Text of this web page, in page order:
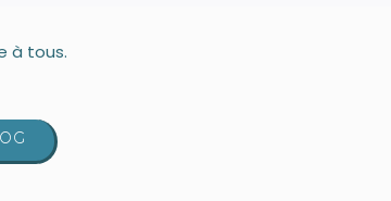
à tous.